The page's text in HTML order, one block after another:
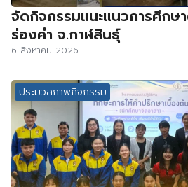
จัดกิจกรรมแนะแนวการศึกษ
ร่องคำ จ.กาฬสินธุ์
6 สิงหาคม 2026
ประมวลภาพกิจกรรม